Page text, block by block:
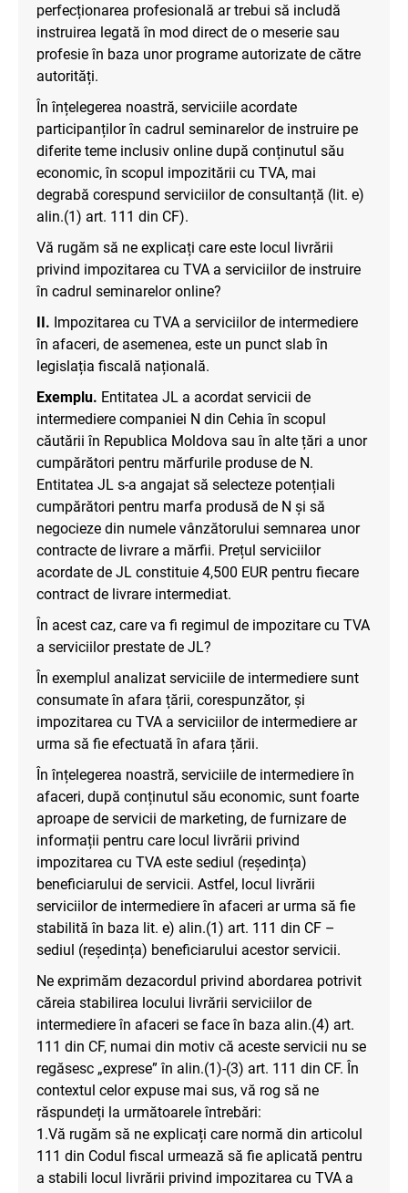
perfecționarea profesională ar trebui să includă
instruirea legată în mod direct de o meserie sau
profesie în baza unor programe autorizate de către
autorități.
În înțelegerea noastră, serviciile acordate
participanților în cadrul seminarelor de instruire pe
diferite teme inclusiv online după conținutul său
economic, în scopul impozitării cu TVA, mai
degrabă corespund serviciilor de consultanță (lit. e)
alin.(1) art. 111 din CF).
Vă rugăm să ne explicați care este locul livrării
privind impozitarea cu TVA a serviciilor de instruire
în cadrul seminarelor online?
II. Impozitarea cu TVA a serviciilor de intermediere
în afaceri, de asemenea, este un punct slab în
legislația fiscală națională.
Exemplu. Entitatea JL a acordat servicii de
intermediere companiei N din Cehia în scopul
căutării în Republica Moldova sau în alte țări a unor
cumpărători pentru mărfurile produse de N.
Entitatea JL s-a angajat să selecteze potențiali
cumpărători pentru marfa produsă de N și să
negocieze din numele vânzătorului semnarea unor
contracte de livrare a mărfii. Prețul serviciilor
acordate de JL constituie 4,500 EUR pentru fiecare
contract de livrare intermediat.
În acest caz, care va fi regimul de impozitare cu TVA
a serviciilor prestate de JL?
În exemplul analizat serviciile de intermediere sunt
consumate în afara țării, corespunzător, și
impozitarea cu TVA a serviciilor de intermediere ar
urma să fie efectuată în afara țării.
În înțelegerea noastră, serviciile de intermediere în
afaceri, după conținutul său economic, sunt foarte
aproape de servicii de marketing, de furnizare de
informații pentru care locul livrării privind
impozitarea cu TVA este sediul (reședința)
beneficiarului de servicii. Astfel, locul livrării
serviciilor de intermediere în afaceri ar urma să fie
stabilită în baza lit. e) alin.(1) art. 111 din CF –
sediul (reședința) beneficiarului acestor servicii.
Ne exprimăm dezacordul privind abordarea potrivit
căreia stabilirea locului livrării serviciilor de
intermediere în afaceri se face în baza alin.(4) art.
111 din CF, numai din motiv că aceste servicii nu se
regăsesc „exprese” în alin.(1)-(3) art. 111 din CF. În
contextul celor expuse mai sus, vă rog să ne
răspundeți la următoarele întrebări:
1.Vă rugăm să ne explicați care normă din articolul
111 din Codul fiscal urmează să fie aplicată pentru
a stabili locul livrării privind impozitarea cu TVA a